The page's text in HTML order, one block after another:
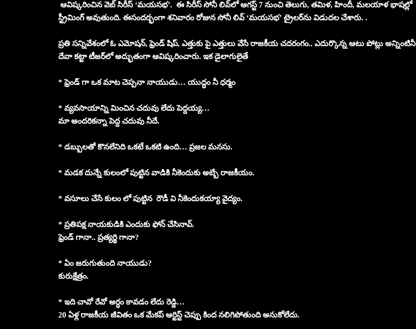
ఆవిష్కరించిన వెబ్ సిరీస్ ‘మయసభ’. ఈ సిరీస్ సోనీ లివ్‌లో ఆగస్ట్ 7 నుంచి తెలుగు, తమిళ, హిందీ, మలయాళ భాషల్లో
స్ట్రీమింగ్ అవుతుంది. ఈసందర్భంగా శనివారం రోజున సోనీ లివ్ ‘మయసభ’ ట్రైలర్‌ను విడుదల చేశారు. .
ప్రతి సన్నివేశంలో ఓ ఎమోషన్, ఫ్రెండ్ షిప్, ఎత్తుకు పై ఎత్తులు వేసే రాజకీయ చదరంగం.. ఎదుర్కొన్న ఆటు పోట్లు అన్నింటినీ
దేవా కట్టా టీజర్‌లో అద్భుతంగా ఆవిష్కరించారు. ఇక డైలాగులైతే
* ఫ్రెండ్ గా ఒక మాట చెప్పనా నాయుడు… యుద్ధం నీ ధర్మం
* వ్యవసాయాన్ని మించిన చదువు లేదు పెద్దయ్య…
మా అందరికన్నా పెద్ద చదువు నీదే.
* డబ్బులతో కొనలేనిది ఒకటే ఒకటి ఉంది… ప్రజల మనసు.
* మడక దున్నే కులంలో పుట్టిన వాడికి నీకెందుకు అబ్బే రాజకీయం.
* వసూలు చేసే కులం లో పుట్టిన రౌడీ వి నీకెందుకయ్యా వైద్యం.
* ప్రతిపక్ష నాయకుడికి ఎందుకు ఫోన్ చేసినావ్.
ఫ్రెండ్ గానా.. ప్రత్యర్థి గానా?
* ఏం జరుగుతుంది నాయుడు?
కురుక్షేత్రం.
* ఇది చావో రేవో అర్ధం కావడం లేదు రెడ్డి…
20 ఏళ్ల రాజకీయ జీవితం ఒక మేకప్ ఆర్టిస్ట్ చెప్పు కింద నలిగిపోతుంది అనుకోలేదు.